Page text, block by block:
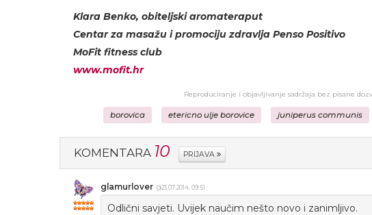
Klara Benko, obiteljski aromateraput
Centar za masažu i promociju zdravlja Penso Positivo
MoFit fitness club
www.mofit.hr
Reproduciranje i objavljivanje sadržaja bez pisane
borovica etericno ulje borovice juniperus communis
KOMENTARA 10 PRIJAVA
glamurlover @23.07.2014. 09:51
Odlični savjeti. Uvijek naučim nešto novo i zanimljivo.